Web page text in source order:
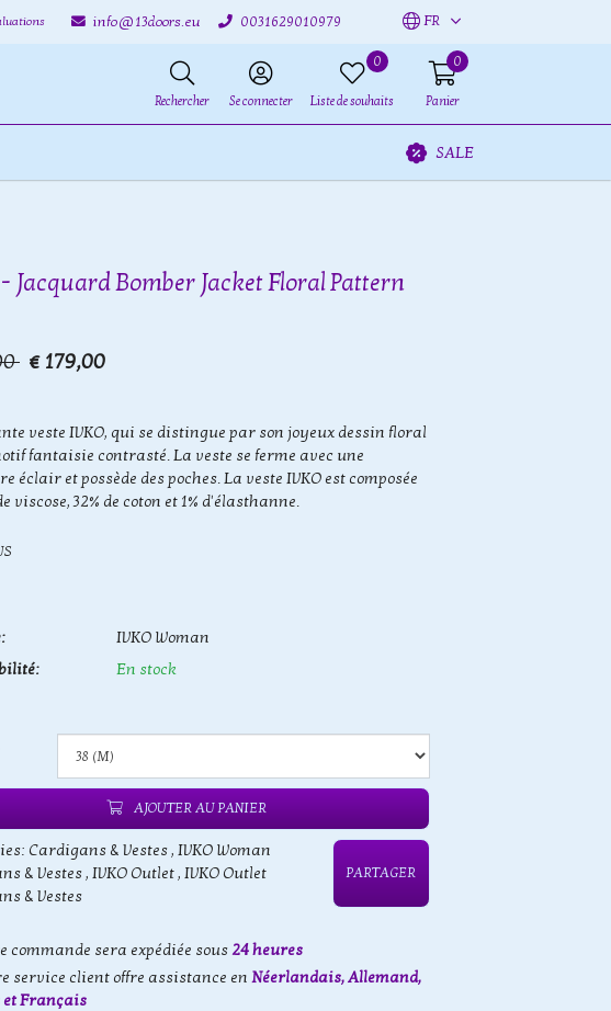
info@13doors.eu 0031629010979 FR
Rechercher Se connecter
0
Liste de souhaits
0
Panier
SALE
Jacquard Bomber Jacket Floral Pattern
€ 179,00
veste IVKO, qui se distingue par son joyeux dessin floral
fantaisie contrasté. La veste se ferme avec une
éclair et possède des poches. La veste IVKO est composée
viscose, 32% de coton et 1% d'élasthanne.
IVKO Woman
En stock
AJOUTER AU PANIER
Cardigans & Vestes, IVKO Woman
& Vestes, IVKO Outlet, IVKO Outlet
& Vestes
PARTAGER
commande sera expédiée sous24 heures
service client offre assistance en Néerlandais, Allemand,
Français